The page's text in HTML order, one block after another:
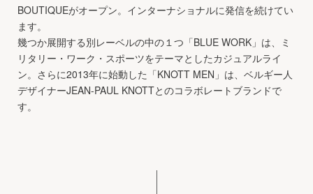
BOUTIQUEがオープン。インターナショナルに発信を続けてい
ます。
幾つか展開する別レーベルの中の１つ「BLUE WORK」は、ミ
リタリー・ワーク・スポーツをテーマとしたカジュアルライ
ン。さらに2013年に始動した「KNOTT MEN」は、ベルギー人
デザイナーJEAN-PAUL KNOTTとのコラボレートブランドで
す。